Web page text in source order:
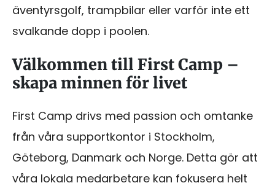
äventyrsgolf, trampbilar eller varför inte ett
svalkande dopp i poolen.
Välkommen till First Camp –
skapa minnen för livet
First Camp drivs med passion och omtanke
från våra supportkontor i Stockholm,
Göteborg, Danmark och Norge. Detta gör att
våra lokala medarbetare kan fokusera helt